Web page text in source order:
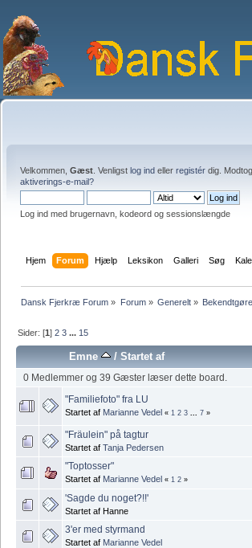
Velkommen, Gæst . Venligst log ind eller registér dig.
aktiverings-e-mail?
Log ind med brugernavn, kodeord og sessionslængde
Hjem Forum Hjælp Leksikon Galleri Søg
Dansk Fjerkræ Forum » Forum» Generelt»
Sider: [1]2 3 ... 15
Emne /Startet af
0 Medlemmer og 39 Gæster læser dette board.
"Familiefoto" fra LU
Startet af Marianne Vedel « 1 2 3 7 »
"Fräulein" på tagtur
Startet af Tanja Pedersen
"Toptosser"
Startet af Marianne Vedel « 1 2 »
'Sagde du noget?!!'
Startet af Hanne
3'er med styrmand
Startet af Marianne Vedel